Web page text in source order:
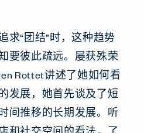
求“团结”时，这种趋势
要彼此疏远。屡获殊荣
Rottet讲述了她如何看
发展，她首先谈及了短
间推移的长期发展。听